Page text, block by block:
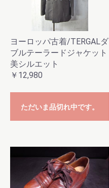
ヨーロッパ古着/TERGALダ
ブルテーラードジャケット
美シルエット
￥12,980
ただいま品切れ中です。